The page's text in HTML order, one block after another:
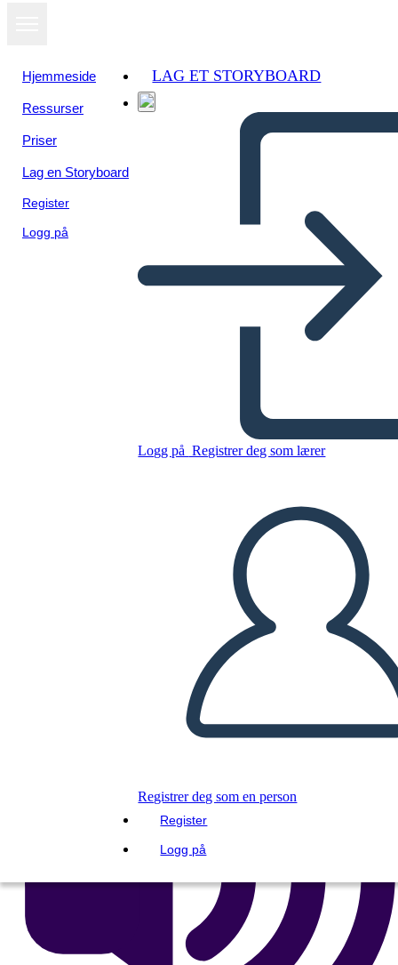
Hjemmeside
Ressurser
Priser
Lag en Storyboard
Register
Logg på
LAG ET STORYBOARD
Logg på Registrer deg som lærer
Registrer deg som en person
Register
Logg på
WireFrame Mal 1
Kopier dette storyboardet
LAGE ET STORYBOARD
SPILLE AV LYSBILDEFREMVISNING
LES FOR MEG